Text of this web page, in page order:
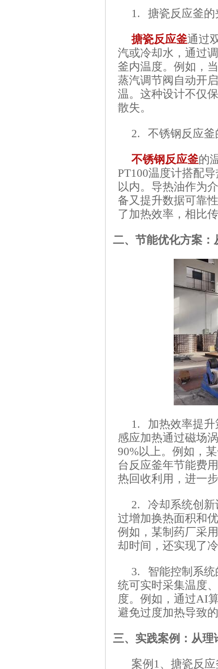
1. 搪瓷反应釜的
搪瓷反应釜通过
汽或冷却水，通过
釜内温度。例如，
蒸汽调节阀自动开
温。这种设计不仅
散失。
2. 不锈钢反应釜
不锈钢反应釜的
PT100温度计搭配
以内。导热油作为
备又提升数据可靠
了加热效率，相比
二、节能优化方案
1. 加热效率提升
感应加热通过磁场
90%以上。例如，
台反应釜年节能费
热回收利用，进一
2. 冷却系统创新
过增加换热面积和
例如，某制药厂采
却时间，还实现了
3. 智能控制系统
统可实时采集温度
度。例如，通过AI
避免过度加热导致
三、实践案例：从理
案例1、搪瓷反